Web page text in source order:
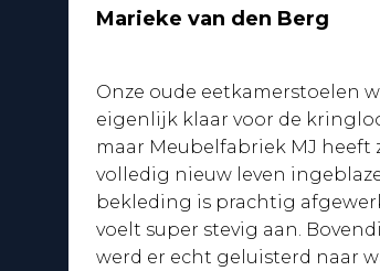
Marieke van den Berg
Onze oude eetkamerstoelen
eigenlijk klaar voor de
maar Meubelfabriek MJ heeft
volledig nieuw leven
bekleding is prachtig
voelt super stevig aan.
werd er echt geluisterd naar